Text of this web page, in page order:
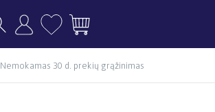
Nemokamas 30 d. prekių grąžinimas